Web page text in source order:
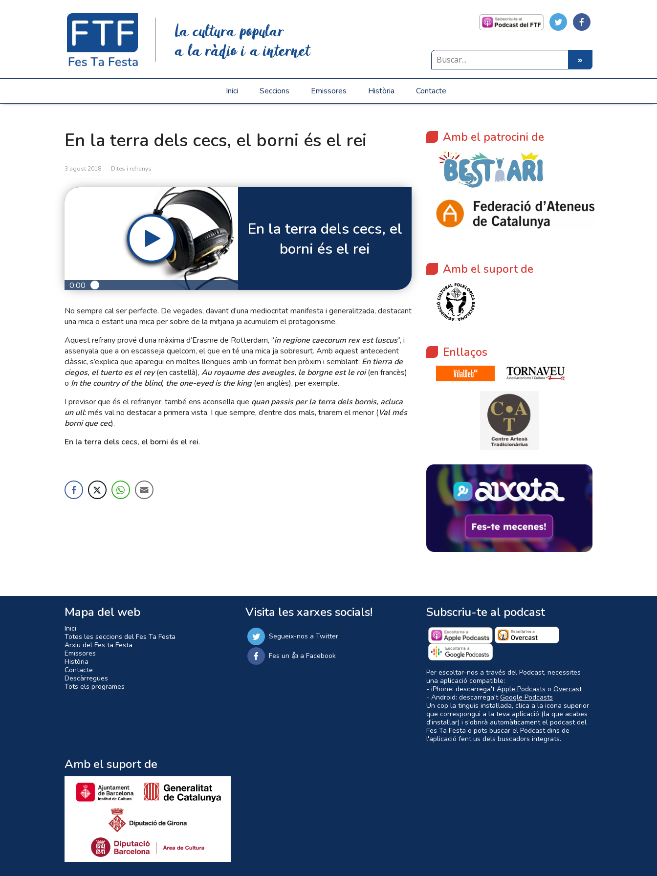
La cultura popular
a la ràdio i a internet
Inici Seccions Emissores Història Contacte
En la terra dels cecs, el borni és el rei
3 agost 2018 Dites i refranys
0:00
En la terra dels cecs, el
borni és el rei
No sempre cal ser perfecte. De vegades, davant d’una mediocritat manifesta i generalitzada, destacant
una mica o estant una mica per sobre de la mitjana ja acumulem el protagonisme.
Aquest refrany prové d’una màxima d’Erasme de Rotterdam, “in regione caecorum rex est luscus”, i
assenyala que a on escasseja quelcom, el que en té una mica ja sobresurt. Amb aquest antecedent
clàssic, s’explica que aparegui en moltes llengües amb un format ben pròxim i semblant: En tierra de
ciegos, el tuerto es el rey(en castellà), Au royaume des aveugles, le borgne est le roi(en francès)
o In the country of the blind, the one-eyed is the king (en anglès), per exemple.
I previsor que és el refranyer, també ens aconsella que quan passis per la terra dels bornis, acluca
un ull: més val no destacar a primera vista. I que sempre, d’entre dos mals, triarem el menor (Val més
borni que cec).
En la terra dels cecs, el borni és el rei.
Amb el patrocini de
Amb el suport de
Enllaços
Mapa del web
Inici
Totes les seccions del Fes Ta Festa
Arxiu del Fes ta Festa
Emissores
Història
Contacte
Descàrregues
Tots els programes
Visita les xarxes socials!
Segueix-nos a Twitter
Fes un 👍 a Facebook
Subscriu-te al podcast
Per escoltar-nos a través del Podcast, necessites
una aplicació compatible:
- iPhone: descarrega'tApple Podcasts o Overcast
- Android: descarrega'tGoogle Podcasts
Un cop la tinguis instal·lada, clica a la icona superior
que correspongui a la teva aplicació (la que acabes
d'instal·lar) i s'obrirà automàticament el podcast del
Fes Ta Festa o pots buscar el Podcast dins de
l'aplicació fent us dels buscadors integrats.
Amb el suport de